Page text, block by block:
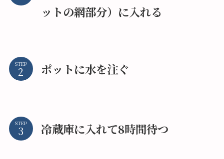
ットの網部分）に入れる
STEP ポットに水を注ぐ
STEP 冷蔵庫に入れて8時間待つ